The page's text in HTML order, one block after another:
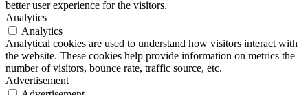
better user experience for the visitors.
Analytics
Analytics
Analytical cookies are used to understand how visitors interact with
the website. These cookies help provide information on metrics the
number of visitors, bounce rate, traffic source, etc.
Advertisement